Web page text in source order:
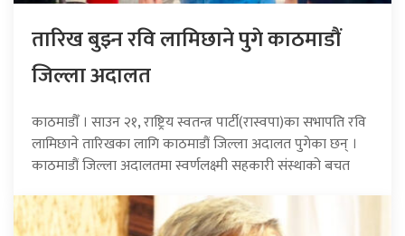
तारिख बुझ्न रवि लामिछाने पुगे काठमाडौं
जिल्ला अदालत
काठमाडौँ । साउन २१, राष्ट्रिय स्वतन्त्र पार्टी(रास्वपा)का सभापति रवि
लामिछाने तारिखका लागि काठमाडौं जिल्ला अदालत पुगेका छन् ।
काठमाडौं जिल्ला अदालतमा स्वर्णलक्ष्मी सहकारी संस्थाको बचत